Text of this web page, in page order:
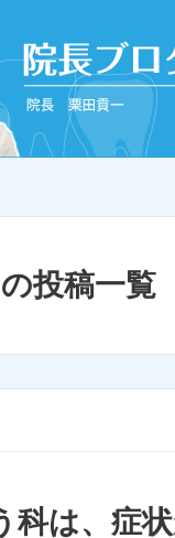
投稿一覧
科は、症